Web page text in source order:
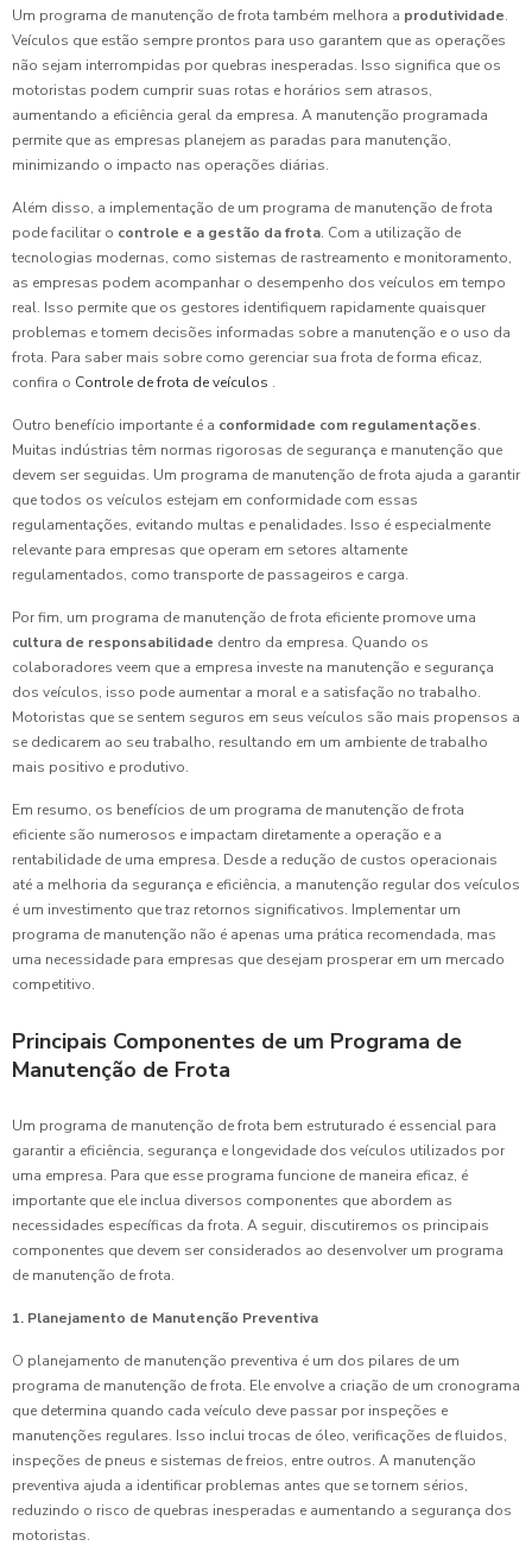
Um programa de manutenção de frota também melhora a produtividade.
Veículos que estão sempre prontos para uso garantem que as operações
não sejam interrompidas por quebras inesperadas. Isso significa que os
motoristas podem cumprir suas rotas e horários sem atrasos,
aumentando a eficiência geral da empresa. A manutenção programada
permite que as empresas planejem as paradas para manutenção,
minimizando o impacto nas operações diárias.
Além disso, a implementação de um programa de manutenção de frota
pode facilitar o controle e a gestão da frota. Com a utilização de
tecnologias modernas, como sistemas de rastreamento e monitoramento,
as empresas podem acompanhar o desempenho dos veículos em tempo
real. Isso permite que os gestores identifiquem rapidamente quaisquer
problemas e tomem decisões informadas sobre a manutenção e o uso da
frota. Para saber mais sobre como gerenciar sua frota de forma eficaz,
confira o Controle de frota de veículos .
Outro benefício importante é a conformidade com regulamentações.
Muitas indústrias têm normas rigorosas de segurança e manutenção que
devem ser seguidas. Um programa de manutenção de frota ajuda a garantir
que todos os veículos estejam em conformidade com essas
regulamentações, evitando multas e penalidades. Isso é especialmente
relevante para empresas que operam em setores altamente
regulamentados, como transporte de passageiros e carga.
Por fim, um programa de manutenção de frota eficiente promove uma
cultura de responsabilidade dentro da empresa. Quando os
colaboradores veem que a empresa investe na manutenção e segurança
dos veículos, isso pode aumentar a moral e a satisfação no trabalho.
Motoristas que se sentem seguros em seus veículos são mais propensos a
se dedicarem ao seu trabalho, resultando em um ambiente de trabalho
mais positivo e produtivo.
Em resumo, os benefícios de um programa de manutenção de frota
eficiente são numerosos e impactam diretamente a operação e a
rentabilidade de uma empresa. Desde a redução de custos operacionais
até a melhoria da segurança e eficiência, a manutenção regular dos veículos
é um investimento que traz retornos significativos. Implementar um
programa de manutenção não é apenas uma prática recomendada, mas
uma necessidade para empresas que desejam prosperar em um mercado
competitivo.
Principais Componentes de um Programa de
Manutenção de Frota
Um programa de manutenção de frota bem estruturado é essencial para
garantir a eficiência, segurança e longevidade dos veículos utilizados por
uma empresa. Para que esse programa funcione de maneira eficaz, é
importante que ele inclua diversos componentes que abordem as
necessidades específicas da frota. A seguir, discutiremos os principais
componentes que devem ser considerados ao desenvolver um programa
de manutenção de frota.
1. Planejamento de Manutenção Preventiva
O planejamento de manutenção preventiva é um dos pilares de um
programa de manutenção de frota. Ele envolve a criação de um cronograma
que determina quando cada veículo deve passar por inspeções e
manutenções regulares. Isso inclui trocas de óleo, verificações de fluidos,
inspeções de pneus e sistemas de freios, entre outros. A manutenção
preventiva ajuda a identificar problemas antes que se tornem sérios,
reduzindo o risco de quebras inesperadas e aumentando a segurança dos
motoristas.